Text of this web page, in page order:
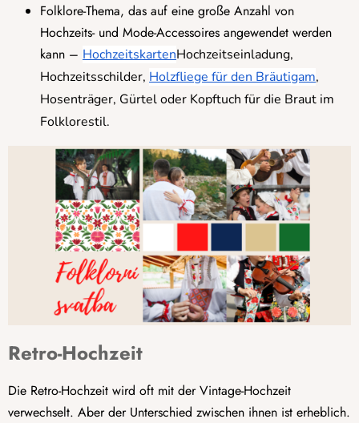
Folklore-Thema, das auf eine große Anzahl von
Hochzeits- und Mode-Accessoires angewendet werden
kann – HochzeitskartenHochzeitseinladung,
Hochzeitsschilder, Holzfliege für den Bräutigam,
Hosenträger, Gürtel oder Kopftuch für die Braut im
Folklorestil.
Retro-Hochzeit
Die Retro-Hochzeit wird oft mit der Vintage-Hochzeit
verwechselt. Aber der Unterschied zwischen ihnen ist erheblich.